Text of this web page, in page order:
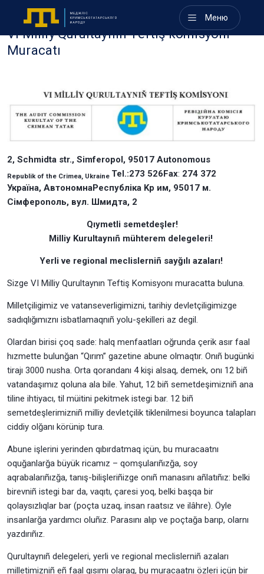
Меню
VI Milliy Qurultaynın Teftiş komisyonı
Muracatı
2, Schmidta str., Simferopol, 95017 Autonomous
Republik of the Crimea, Ukraine Tel.:273 526Fax: 274 372
Укpaїнa, AвтономнaPecпyблiкa Kp им, 95017 м.
Cімфeponoль, вул. Шмидта, 2
Qıymetli semetdeşler!
Milliy Kurultaynıñ mühterem delegeleri!
Yerli ve regional meclislerniñ sayğılı azaları!
Sizge VI Milliy Qurultaynın Teftiş Komisyonı muracatta buluna.
Milletçiligimiz ve vatanseverligimizni, tarihiy devletçiligimizge
sadıqlığımıznı isbatlamaqnıñ yolu-şekilleri az degil.
Olardan birisi çoq sade: halq menfaatları oğrunda çerik asır faal
hızmette bulunğan “Qırım” gazetine abune olmaqtır. Onıñ bugünki
tirajı 3000 nusha. Orta qorandanı 4 kişi alsaq, demek, onı 12 biñ
vatandaşımız qoluna ala bile. Yahut, 12 biñ semetdeşimizniñ ana
tiline ihtiyacı, til müitini pekitmek istegi bar. 12 biñ
semetdeşlerimizniñ milliy devletçilik tiklenilmesi boyunca talapları
ciddiy olğanı körünip tura.
Abune işlerini yerinden qıbırdatmaq içün, bu muracaatnı
oquğanlarğa büyük ricamız – qomşularıñızğa, soy
aqrabalarıñızğa, tanış-bilişleriñizge onıñ manasını añlatıñız: belki
birevniñ istegi bar da, vaqıtı, çaresi yoq, belki başqa bir
qolaysızlıqlar bar (poçta uzaq, insan raatsız ve ilâhre). Öyle
insanlarğa yardımcı oluñız. Parasını alıp ve poçtağa barıp, olarnı
yazdırıñız.
Qurultaynıñ delegeleri, yerli ve regional meclislerniñ azaları
milletimizniñ eñ faal qısımı olaraq, bu muracaatnı özleri içün bir